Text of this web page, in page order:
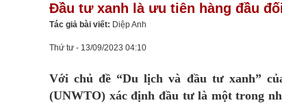
Đầu tư xanh là ưu tiên hàng đầu
Tác giả bài viết: Diệp Anh
Thứ tư - 13/09/2023 04:10
Với chủ đề “Du lịch và đầu tư xanh”
(UNWTO) xác định đầu tư là một trong